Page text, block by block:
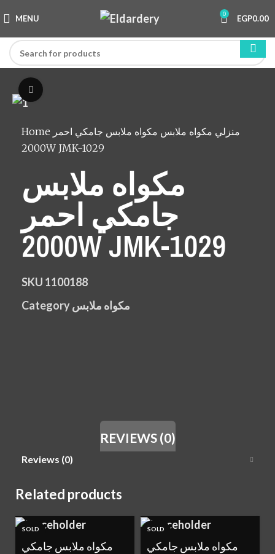
MENU 0 EGP0.00
Home منزلي مكواه ملابس مكواه ملابس جامكي احمر
2000W JMK-1029
مكواه ملابس
جامكي احمر
2000W JMK-1029
SKU 1100188
Categoryمكواه ملابس
REVIEWS (0)
Reviews (0)
Related products
SOLD
مكواه ملابس جامكي
SOLD
مكواه ملابس جامكي